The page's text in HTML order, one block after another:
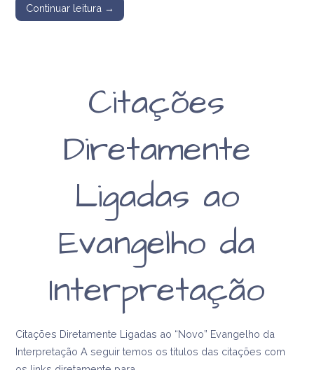
Continuar leitura →
Citações
Diretamente
Ligadas ao
Evangelho da
Interpretação
Citações Diretamente Ligadas ao “Novo” Evangelho da
Interpretação A seguir temos os títulos das citações com